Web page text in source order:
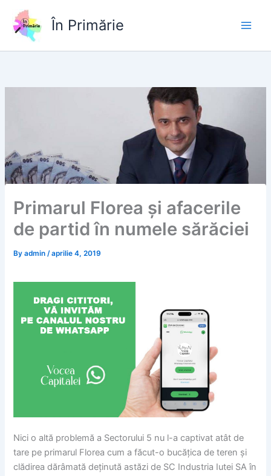
content
În Primărie
Primarul Florea și afacerile
de partid în numele sărăciei
Byadmin/aprilie 4, 2019
Nici o altă problemă a Sectorului 5 nu l-a captivat atât de
tare pe primarul Florea cum a făcut-o bucățica de teren și
clădirea dărâmată deținută astăzi de SC Industria Iutei SA în